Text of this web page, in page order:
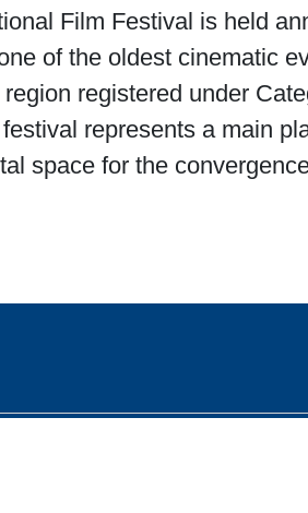
Film Festival is held
of the oldest cinematic
registered under
represents a main
space for the